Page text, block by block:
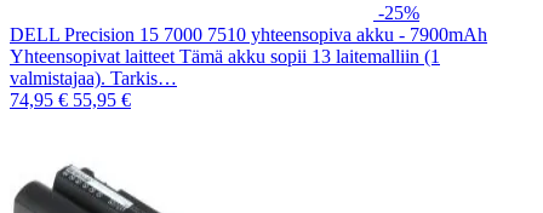
-25%
DELL Precision 15 7000 7510 yhteensopiva akku - 7900mAh
Yhteensopivat laitteet Tämä akku sopii 13 laitemalliin (1
valmistajaa). Tarkis…
74,95 € 55,95 €